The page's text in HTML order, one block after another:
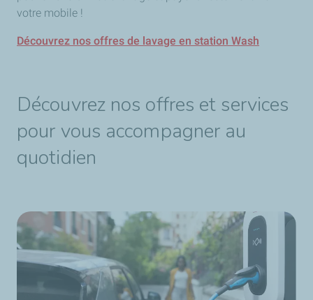
votre mobile !
Découvrez nos offres de lavage en station Wash
Découvrez nos offres et services
pour vous accompagner au
quotidien